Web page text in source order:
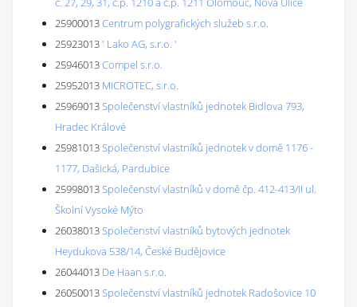
25900013Centrum polygrafických služeb s.r.o.
25923013' Lako AG, s.r.o. '
25946013Compel s.r.o.
25952013 MICROTEC, s.r.o.
25969013Společenství vlastníků jednotek Bidlova 793,
Hradec Králové
25981013Společenství vlastníků jednotek v domě 1176 -
1177, Dašická, Pardubice
25998013Společenství vlastníků v domě čp. 412-413/II ul.
Školní Vysoké Mýto
26038013Společenství vlastníků bytových jednotek
Heydukova 538/14, České Budějovice
26044013 De Haan s.r.o.
26050013Společenství vlastníků jednotek Radošovice 10